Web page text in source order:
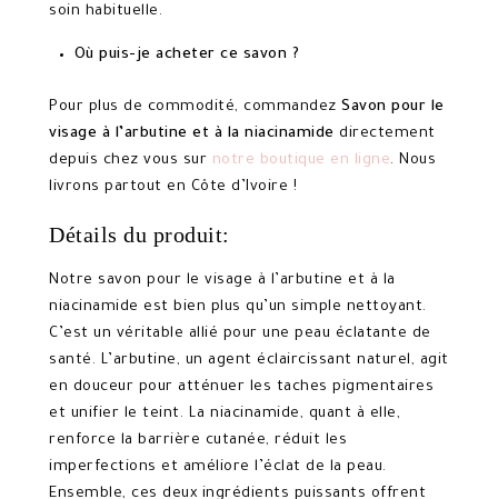
soin habituelle.
Où puis-je acheter ce savon ?
Pour plus de commodité, commandez Savon pour le
visage à l’arbutine et à la niacinamide directement
depuis chez vous sur notre boutique en ligne. Nous
livrons partout en Côte d’Ivoire !
Détails du produit:
Notre savon pour le visage à l’arbutine et à la
niacinamide est bien plus qu’un simple nettoyant.
C’est un véritable allié pour une peau éclatante de
santé. L’arbutine, un agent éclaircissant naturel, agit
en douceur pour atténuer les taches pigmentaires
et unifier le teint. La niacinamide, quant à elle,
renforce la barrière cutanée, réduit les
imperfections et améliore l’éclat de la peau.
Ensemble, ces deux ingrédients puissants offrent